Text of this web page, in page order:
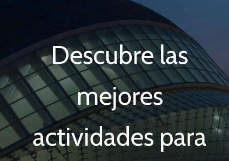
Descubre las
mejores
actividades para